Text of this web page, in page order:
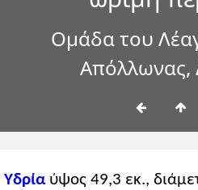
Ομάδα του
Απόλλωνας,
Υδρίαύψος 49,3 εκ.,